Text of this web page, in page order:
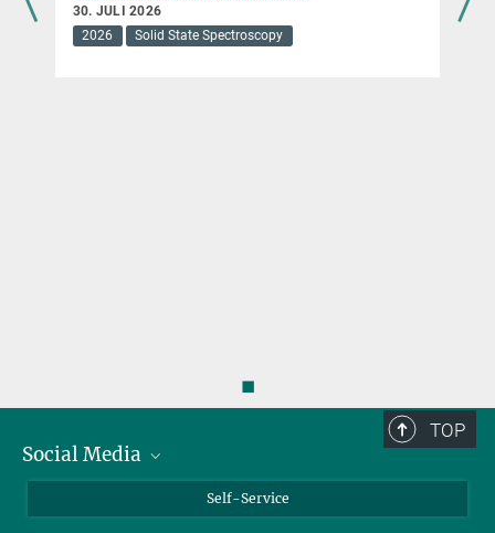
30. JULI 2026
2026
Solid State Spectroscopy
◼
TOP
Social Media
Self-Service